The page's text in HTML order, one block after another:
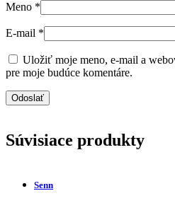
Meno *
E-mail *
Uložiť moje meno, e-mail a
pre moje budúce komentáre.
Súvisiace produkty
Senn